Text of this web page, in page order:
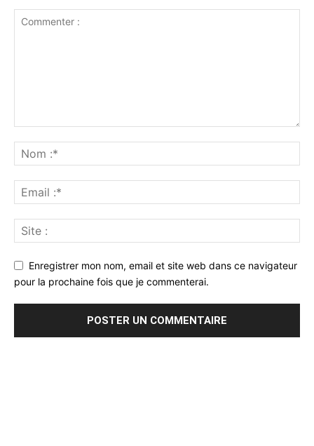
Enregistrer mon nom, email et site web dans ce navigateur
pour la prochaine fois que je commenterai.